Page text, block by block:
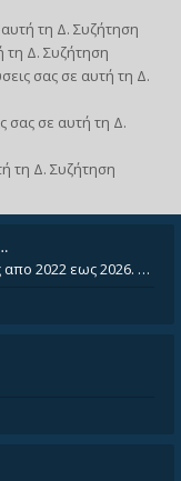
τη Δ. Συζήτηση
τη Δ. Συζήτηση
σας σε αυτή τη Δ.
σας σε αυτή τη Δ.
τη Δ. Συζήτηση
θεματα περιβαλλοντκης μηχανικης απο 2022 εως 2026. Δεν ειναι μεσα του Σεπτεμβιου του 2025. Αν τα εχει καποιος ας τα ανε